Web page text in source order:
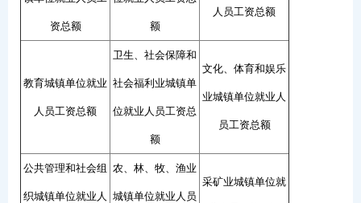
资总额 额
人员工资总额
教育城镇单位就业
人员工资总额
卫生、社会保障和
社会福利业城镇单
位就业人员工资总
额
文化、体育和娱乐
业城镇单位就业人
员工资总额
公共管理和社会组
织城镇单位就业人
农、林、牧、渔业
城镇单位就业人员
采矿业城镇单位就